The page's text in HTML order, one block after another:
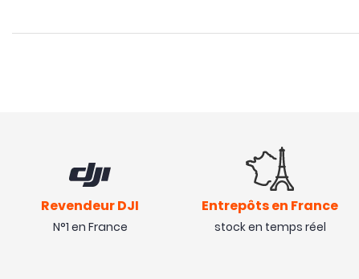
Revendeur DJI
N°1 en France
Entrepôts en France
stock en temps réel